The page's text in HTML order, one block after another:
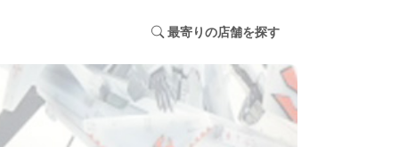
最寄りの店舗を探す